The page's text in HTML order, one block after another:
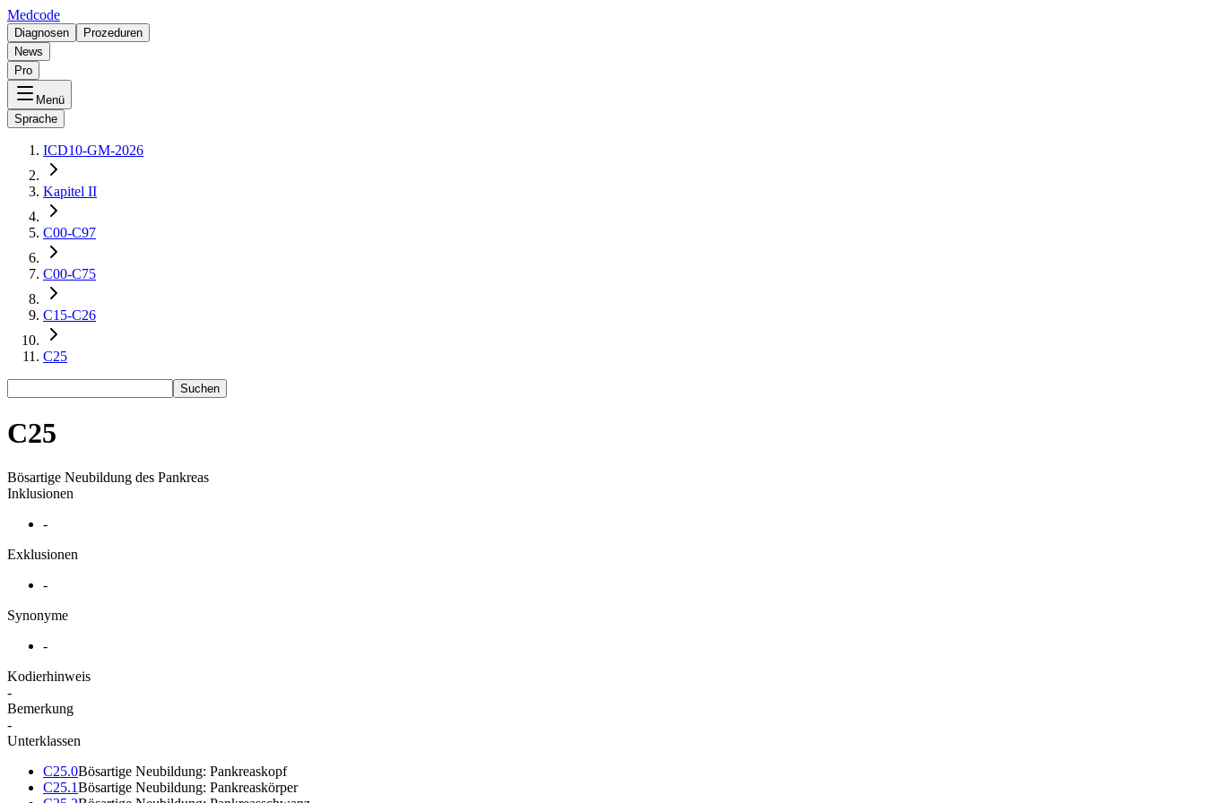
Medcode
Diagnosen
Prozeduren
News
Pro
Menü
Sprache
ICD10-GM-2026
Kapitel II
C00-C97
C00-C75
C15-C26
C25
Suchen
C25
Bösartige Neubildung des Pankreas
Inklusionen
-
Exklusionen
-
Synonyme
-
Kodierhinweis
-
Bemerkung
-
Unterklassen
C25.0Bösartige Neubildung: Pankreaskopf
C25.1Bösartige Neubildung: Pankreaskörper